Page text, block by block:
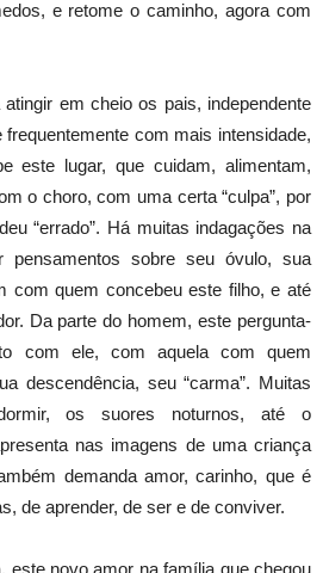
e retome o caminho, agora com
em cheio os pais, independente
com mais intensidade,
este lugar, que cuidam, alimentam,
o choro, com uma certa “culpa”, por
“errado”. Há muitas indagações na
pensamentos sobre seu óvulo, sua
com quem concebeu este filho, e até
Da parte do homem, este pergunta-
com ele, com aquela com quem
descendência, seu “carma”. Muitas
os suores noturnos, até o
nas imagens de uma criança
demanda amor, carinho, que é
de aprender, de ser e de conviver.
este novo amor na família que chegou